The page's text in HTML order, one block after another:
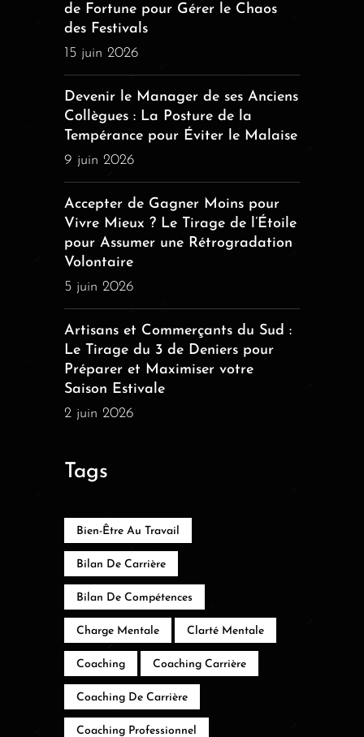
de Fortune pour Gérer le Chaos
des Festivals
15 juin 2026
Devenir le Manager de ses Anciens
Collègues : La Posture de la
Tempérance pour Éviter le Malaise
9 juin 2026
Accepter de Gagner Moins pour
Vivre Mieux ? Le Tirage de l’Étoile
pour Assumer une Rétrogradation
Volontaire
5 juin 2026
Artisans et Commerçants du Sud :
Le Tirage du 3 de Deniers pour
Préparer et Maximiser votre
Saison Estivale
2 juin 2026
Tags
Bien-Être Au Travail
Bilan De Carrière
Bilan De Compétences
Charge Mentale Clarté Mentale
Coaching Coaching Carrière
Coaching De Carrière
Coaching Professionnel